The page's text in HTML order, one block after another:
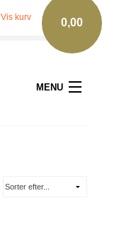
Vis kurv 0,00
MENU